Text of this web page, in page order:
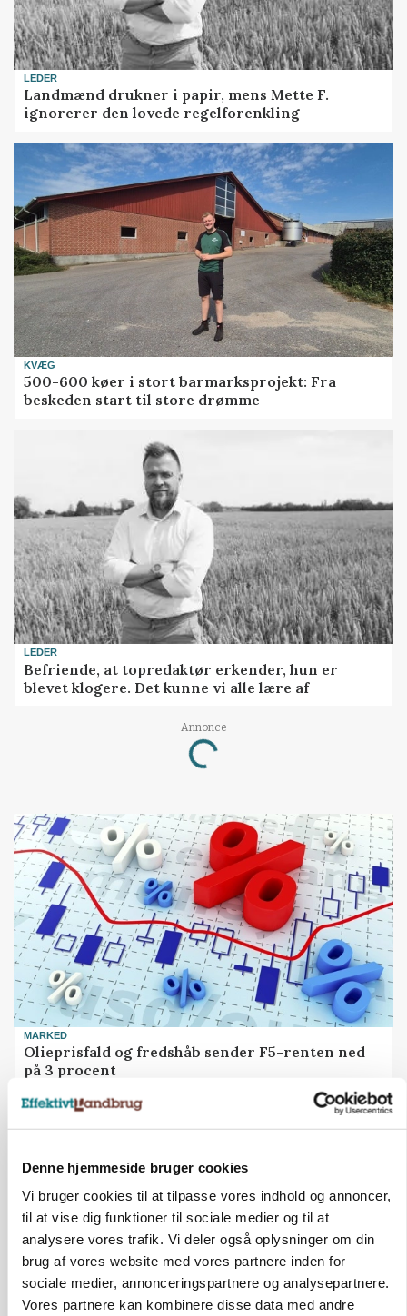
Denne hjemmeside bruger cookies
Vi bruger cookies til at tilpasse vores indhold og annoncer,
til at vise dig funktioner til sociale medier og til at
analysere vores trafik. Vi deler også oplysninger om din
brug af vores website med vores partnere inden for
sociale medier, annonceringspartnere og analysepartnere.
Vores partnere kan kombinere disse data med andre
LEDER
Landmænd drukner i papir, mens Mette F.
ignorerer den lovede regelforenkling
KVÆG
500-600 køer i stort barmarksprojekt: Fra
beskeden start til store drømme
LEDER
Befriende, at topredaktør erkender, hun er
blevet klogere. Det kunne vi alle lære af
Annonce
Loading...
MARKED
Olieprisfald og fredshåb sender F5-renten ned
på 3 procent